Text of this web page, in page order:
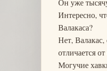
Интересно,
Валакаса?
Нет, Валакас,
отличается
Могучие